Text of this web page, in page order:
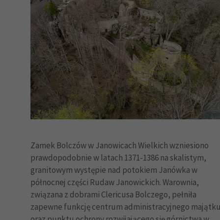
Zamek Bolczów w Janowicach Wielkich wzniesiono
prawdopodobnie w latach 1371-1386 na skalistym,
granitowym występie nad potokiem Janówka w
północnej części Rudaw Janowickich. Warownia,
związana z dobrami Clericusa Bolczego, pełniła
zapewne funkcję centrum administracyjnego